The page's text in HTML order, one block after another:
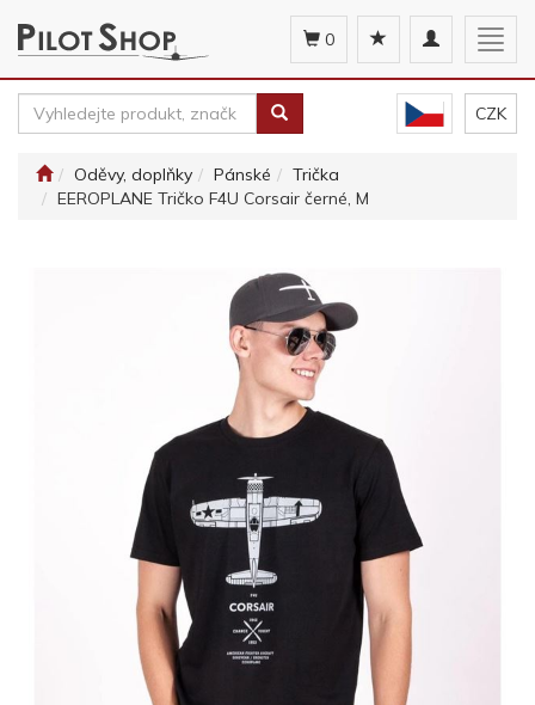
Toggle
navigation
0
CZK
Oděvy, doplňky Pánské
Trička
EEROPLANE Tričko F4U Corsair černé, M